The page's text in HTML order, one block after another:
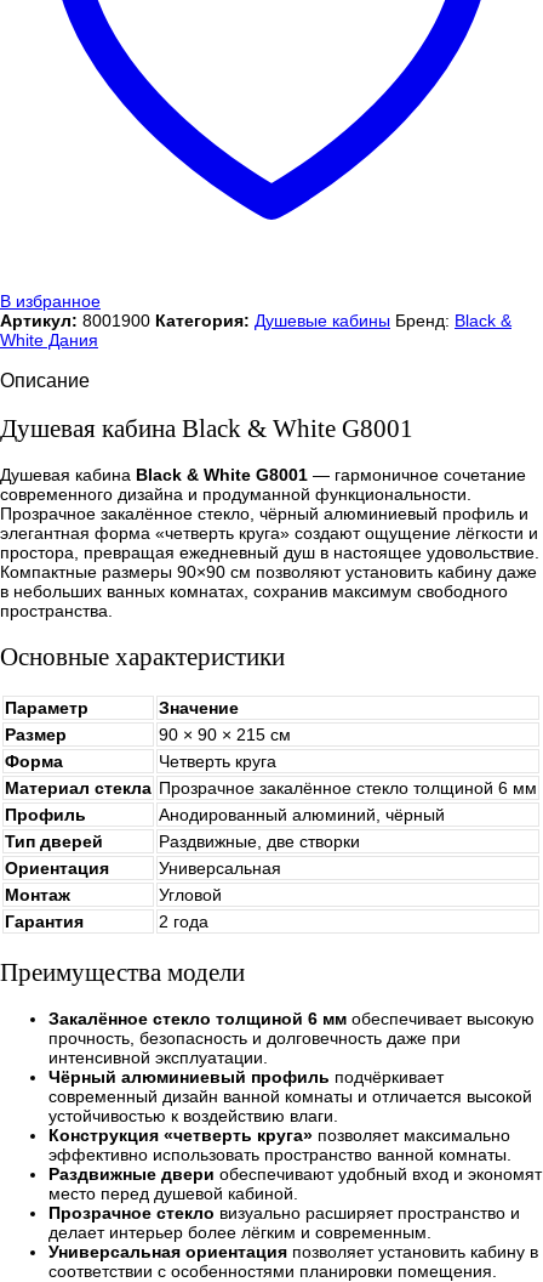
В избранное
Артикул: 8001900 Категория: Душевые кабины Бренд: Black &
White Дания
Описание
Душевая кабина Black & White G8001
Душевая кабина Black & White G8001 — гармоничное сочетание
современного дизайна и продуманной функциональности.
Прозрачное закалённое стекло, чёрный алюминиевый профиль и
элегантная форма «четверть круга» создают ощущение лёгкости и
простора, превращая ежедневный душ в настоящее удовольствие.
Компактные размеры 90×90 см позволяют установить кабину даже
в небольших ванных комнатах, сохранив максимум свободного
пространства.
Основные характеристики
Параметр
Значение
Размер
90 × 90 × 215 см
Форма
Четверть круга
Материал стекла Прозрачное закалённое стекло толщиной 6 мм
Профиль
Анодированный алюминий, чёрный
Тип дверей
Раздвижные, две створки
Ориентация
Универсальная
Монтаж
Угловой
Гарантия
2 года
Преимущества модели
Закалённое стекло толщиной 6 мм обеспечивает высокую
прочность, безопасность и долговечность даже при
интенсивной эксплуатации.
Чёрный алюминиевый профиль подчёркивает
современный дизайн ванной комнаты и отличается высокой
устойчивостью к воздействию влаги.
Конструкция «четверть круга» позволяет максимально
эффективно использовать пространство ванной комнаты.
Раздвижные двери обеспечивают удобный вход и экономят
место перед душевой кабиной.
Прозрачное стекло визуально расширяет пространство и
делает интерьер более лёгким и современным.
Универсальная ориентация позволяет установить кабину в
соответствии с особенностями планировки помещения.